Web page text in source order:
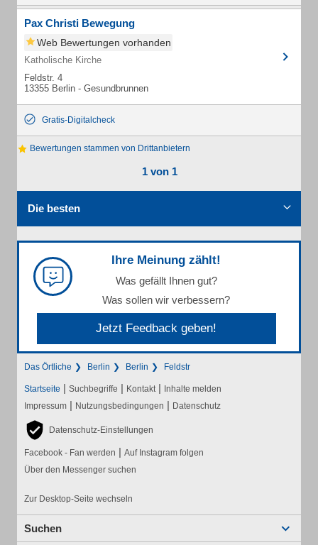
Pax Christi Bewegung
Web Bewertungen vorhanden
Katholische Kirche
Feldstr. 4
13355 Berlin - Gesundbrunnen
Gratis-Digitalcheck
Bewertungen stammen von Drittanbietern
1 von 1
Die besten
Ihre Meinung zählt!
Was gefällt Ihnen gut?
Was sollen wir verbessern?
Jetzt Feedback geben!
Das Örtliche Berlin Berlin Feldstr
Startseite | Suchbegriffe | Kontakt | Inhalte melden
Impressum | Nutzungsbedingungen | Datenschutz
Datenschutz-Einstellungen
Facebook - Fan werden | Auf Instagram folgen
Über den Messenger suchen
Zur Desktop-Seite wechseln
Suchen